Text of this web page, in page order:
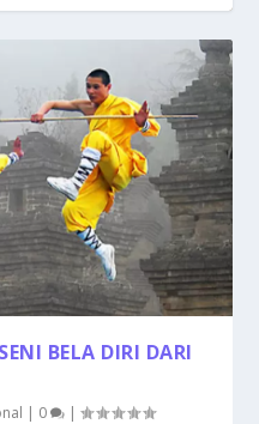
BELA DIRI DARI
| 0 |